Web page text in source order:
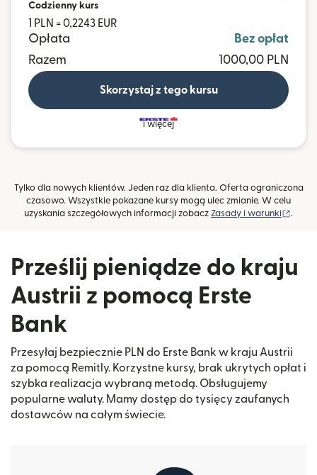
Codzienny kurs
1 PLN = 0,2243 EUR
Opłata
Bez opłat
Razem
1000,00 PLN
Skorzystaj z tego kursu
i więcej
Tylko dla nowych klientów. Jeden raz dla klienta. Oferta ograniczona
czasowo. Wszystkie pokazane kursy mogą ulec zmianie. W celu
uzyskania szczegółowych informacji zobacz Zasady i warunki .
Prześlij pieniądze do kraju
Austrii z pomocą Erste
Bank
Przesyłaj bezpiecznie PLN do Erste Bank w kraju Austrii
za pomocą Remitly. Korzystne kursy, brak ukrytych opłat i
szybka realizacja wybraną metodą. Obsługujemy
popularne waluty. Mamy dostęp do tysięcy zaufanych
dostawców na całym świecie.